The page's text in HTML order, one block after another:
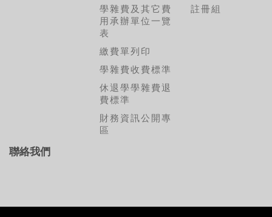
學雜費及其它費
用承辦單位一覽
表
繳費單列印
學雜費收費標準
休退學學雜費退
費標準
財務資訊公開專
區
註冊組
聯絡我們